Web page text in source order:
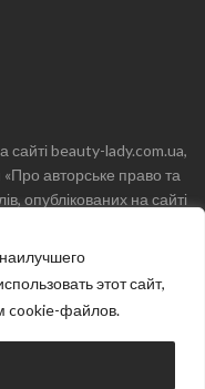
этот сайт,
cookie-файлов.
сайті beauty-lady.com.ua,
«Про авторське право та
опублікованих на сайті
Контакти
Lady», 2019-2025